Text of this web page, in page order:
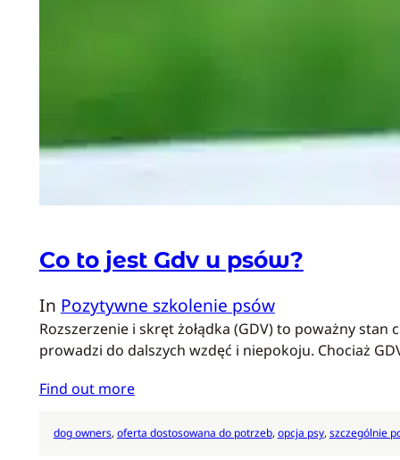
Co to jest Gdv u psów?
In Pozytywne szkolenie psów
Rozszerzenie i skręt żołądka (GDV) to poważny
prowadzi do dalszych wzdęć i niepokoju. Chociaż
Find out more
dog owners, oferta dostosowana do potrzeb, opcja psy, szczególnie